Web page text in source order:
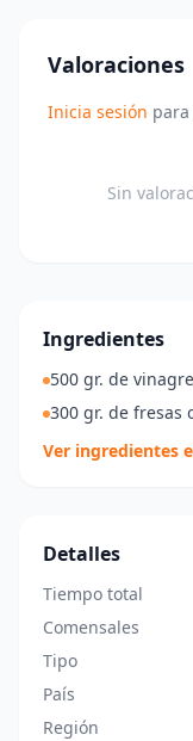
Valoraciones
Inicia sesión
Sin
Ingredientes
500 gr. de
300 gr. de fresas
Ver ingredientes
Detalles
Tiempo total
Comensales
Tipo
País
Región